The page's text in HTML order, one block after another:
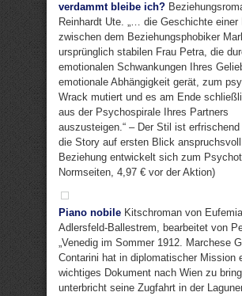
verdammt bleibe ich?
Reinhardt Ute. „… die Geschichte einer
zwischen dem Beziehungsphobiker
ursprünglich stabilen Frau Petra, die
emotionalen Schwankungen Ihres
emotionale Abhängigkeit gerät, zum
Wrack mutiert und es am Ende
aus der Psychospirale Ihres Partners
auszusteigen.“ – Der Stil ist erfrischend
die Story auf ersten Blick
Beziehung entwickelt sich zum
Normseiten, 4,97 € vor der Aktion)
Piano nobile Kitschroman von
Adlersfeld-Ballestrem, bearbeitet von
„Venedig im Sommer 1912. Marchese
Contarini hat in diplomatischer Mission
wichtiges Dokument nach Wien zu
unterbricht seine Zugfahrt in der